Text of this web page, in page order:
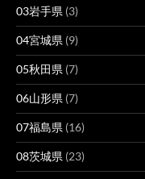
03岩手県 (3)
04宮城県 (9)
05秋田県 (7)
06山形県 (7)
07福島県 (16)
08茨城県 (23)